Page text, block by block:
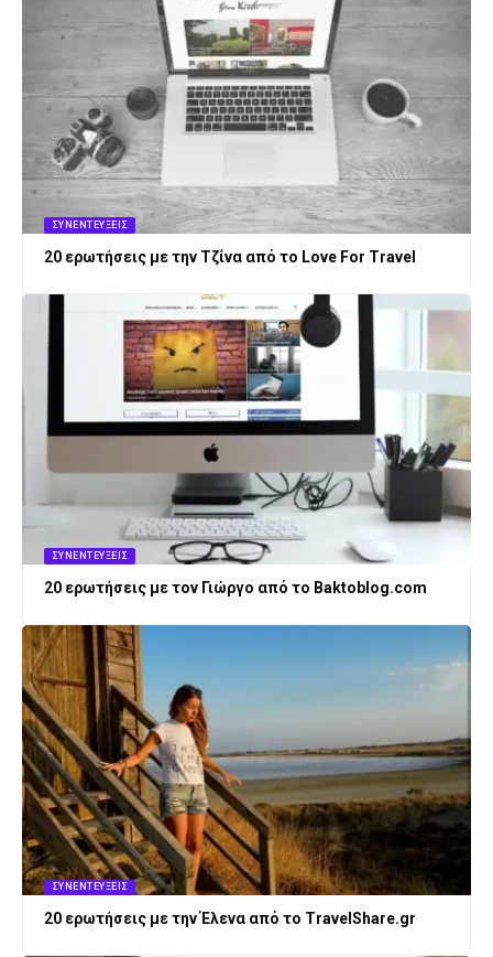
ΣΥΝΕΝΤΕΎΞΕΙΣ
20 ερωτήσεις με την Τζίνα από το Love For Travel
ΣΥΝΕΝΤΕΎΞΕΙΣ
20 ερωτήσεις με τον Γιώργο από το Baktoblog.com
ΣΥΝΕΝΤΕΎΞΕΙΣ
20 ερωτήσεις με την Έλενα από το TravelShare.gr